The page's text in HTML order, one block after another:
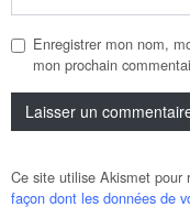
Enregistrer mon nom,
mon prochain
Ce site utilise Akismet pour
façon dont les données de